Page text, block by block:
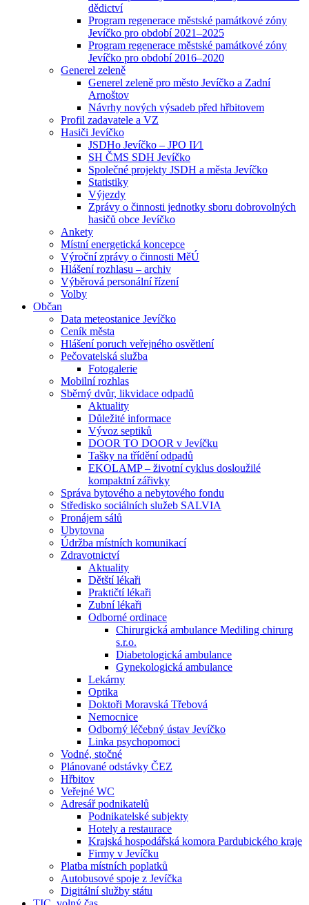
dědictví
Program regenerace městské památkové zóny
Jevíčko pro období 2021–2025
Program regenerace městské památkové zóny
Jevíčko pro období 2016–2020
Generel zeleně
Generel zeleně pro město Jevíčko a Zadní
Arnoštov
Návrhy nových výsadeb před hřbitovem
Profil zadavatele a VZ
Hasiči Jevíčko
JSDHo Jevíčko – JPO II⁄1
SH ČMS SDH Jevíčko
Společné projekty JSDH a města Jevíčko
Statistiky
Výjezdy
Zprávy o činnosti jednotky sboru dobrovolných
hasičů obce Jevíčko
Ankety
Místní energetická koncepce
Výroční zprávy o činnosti MěÚ
Hlášení rozhlasu – archiv
Výběrová personální řízení
Volby
Občan
Data meteostanice Jevíčko
Ceník města
Hlášení poruch veřejného osvětlení
Pečovatelská služba
Fotogalerie
Mobilní rozhlas
Sběrný dvůr, likvidace odpadů
Aktuality
Důležité informace
Vývoz septiků
DOOR TO DOOR v Jevíčku
Tašky na třídění odpadů
EKOLAMP – životní cyklus dosloužilé
kompaktní zářivky
Správa bytového a nebytového fondu
Středisko sociálních služeb SALVIA
Pronájem sálů
Ubytovna
Údržba místních komunikací
Zdravotnictví
Aktuality
Dětští lékaři
Praktičtí lékaři
Zubní lékaři
Odborné ordinace
Chirurgická ambulance Mediling chirurg
s.r.o.
Diabetologická ambulance
Gynekologická ambulance
Lekárny
Optika
Doktoři Moravská Třebová
Nemocnice
Odborný léčebný ústav Jevíčko
Linka psychopomoci
Vodné, stočné
Plánované odstávky ČEZ
Hřbitov
Veřejné WC
Adresář podnikatelů
Podnikatelské subjekty
Hotely a restaurace
Krajská hospodářská komora Pardubického kraje
Firmy v Jevíčku
Platba místních poplatků
Autobusové spoje z Jevíčka
Digitální služby státu